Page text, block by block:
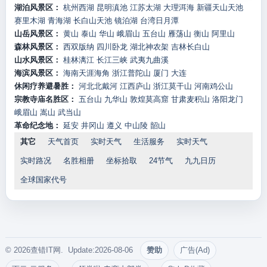
湖泊风景区： 杭州西湖 昆明滇池 江苏太湖 大理洱海 新疆天山天池
赛里木湖 青海湖 长白山天池 镜泊湖 台湾日月潭
山岳风景区： 黄山 泰山 华山 峨眉山 五台山 雁荡山 衡山 阿里山
森林风景区： 西双版纳 四川卧龙 湖北神农架 吉林长白山
山水风景区： 桂林漓江 长江三峡 武夷九曲溪
海滨风景区： 海南天涯海角 浙江普陀山 厦门 大连
休闲疗养避暑胜： 河北北戴河 江西庐山 浙江莫干山 河南鸡公山
宗教寺庙名胜区： 五台山 九华山 敦煌莫高窟 甘肃麦积山 洛阳龙门
峨眉山 嵩山 武当山
革命纪念地： 延安 井冈山 遵义 中山陵 韶山
其它
天气首页 实时天气 生活服务 实时天气
实时路况 名胜相册 坐标拾取 24节气 九九日历
全球国家代号
© 2026查错IT网. Update:2026-08-06 赞助 广告(Ad)